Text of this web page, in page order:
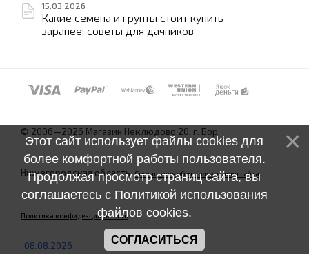
15.03.2026
Какие семена и грунты стоит купить
заранее: советы для дачников
© 2006—2026 Магазин Неклюдово 20, г. Бор
Нижегородская область.Соглашение об использовании сайта
Политика конфиденциальности
08.08.2026
Этот сайт использует файлы cookies для
более комфортной работы пользователя.
Продолжая просмотр страниц сайта, вы
соглашаетесь с Политикой использования
файлов cookies.
СОГЛАСИТЬСЯ